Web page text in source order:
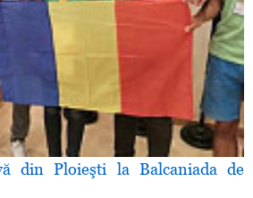
din Ploieşti la Balcaniada de